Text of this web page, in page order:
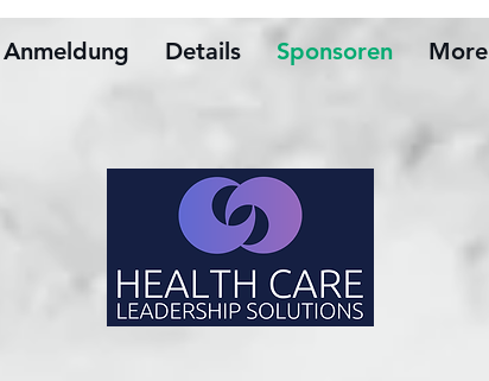
Anmeldung Details Sponsoren More